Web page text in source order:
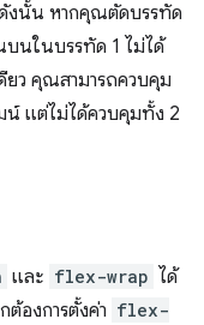
งนั้น หากคุณตัดบรรทัด
นในบรรทัด 1 ไม่ได้
ว คุณสามารถควบคุม
แต่ไม่ได้ควบคุมทั้ง 2
และ flex-wrap ได้
ต้องการตั้งค่า flex-